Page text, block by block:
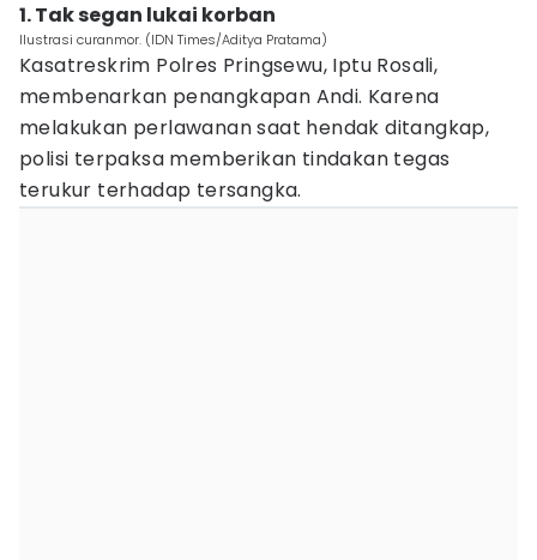
1. Tak segan lukai korban
Ilustrasi curanmor. (IDN Times/Aditya Pratama)
Kasatreskrim Polres Pringsewu, Iptu Rosali,
membenarkan penangkapan Andi. Karena
melakukan perlawanan saat hendak ditangkap,
polisi terpaksa memberikan tindakan tegas
terukur terhadap tersangka.